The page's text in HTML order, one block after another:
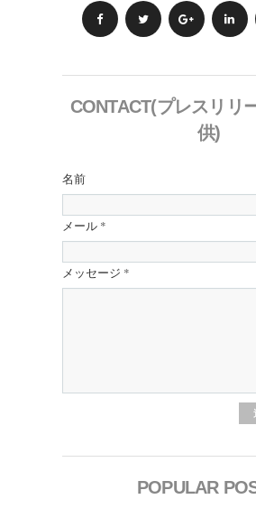
CONTACT(プレスリリ
供)
名前
メール *
メッセージ *
POPULAR